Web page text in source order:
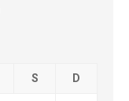
S D